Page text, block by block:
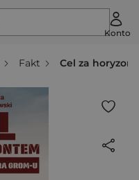
Konto
Fakt Cel za